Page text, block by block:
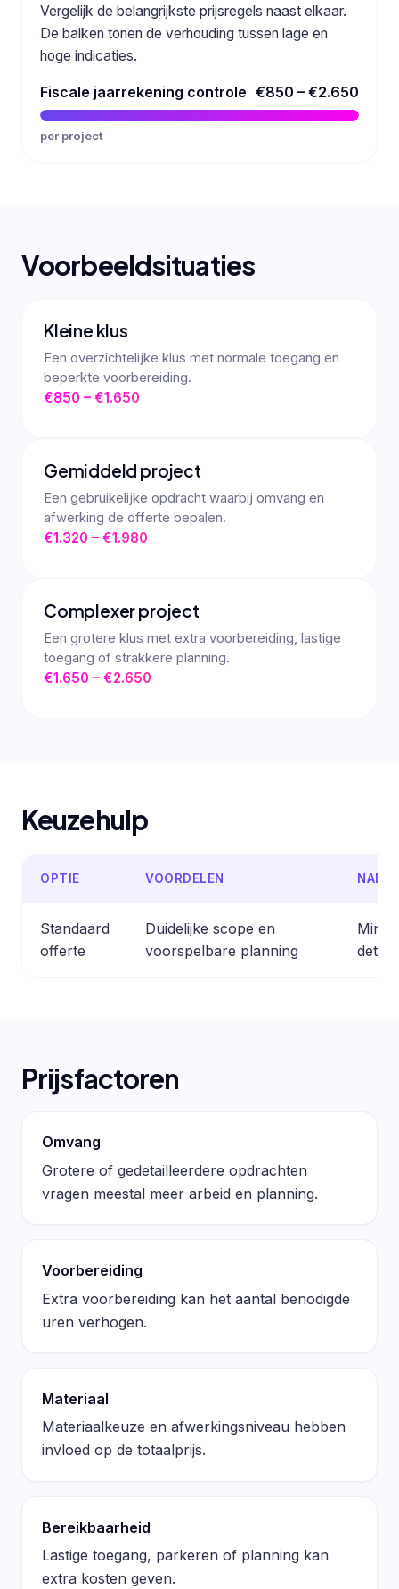
Vergelijk de belangrijkste prijsregels naast elkaar.
De balken tonen de verhouding tussen lage en
hoge indicaties.
Fiscale jaarrekening controle €850 – €2.650
per project
Voorbeeldsituaties
Kleine klus
Een overzichtelijke klus met normale toegang en
beperkte voorbereiding.
€850 – €1.650
Gemiddeld project
Een gebruikelijke opdracht waarbij omvang en
afwerking de offerte bepalen.
€1.320 – €1.980
Complexer project
Een grotere klus met extra voorbereiding, lastige
toegang of strakkere planning.
€1.650 – €2.650
Keuzehulp
OPTIE VOORDELEN
Standaard
offerte
Duidelijke scope en
voorspelbare planning
Prijsfactoren
Omvang
Grotere of gedetailleerdere opdrachten
vragen meestal meer arbeid en planning.
Voorbereiding
Extra voorbereiding kan het aantal benodigde
uren verhogen.
Materiaal
Materiaalkeuze en afwerkingsniveau hebben
invloed op de totaalprijs.
Bereikbaarheid
Lastige toegang, parkeren of planning kan
extra kosten geven.